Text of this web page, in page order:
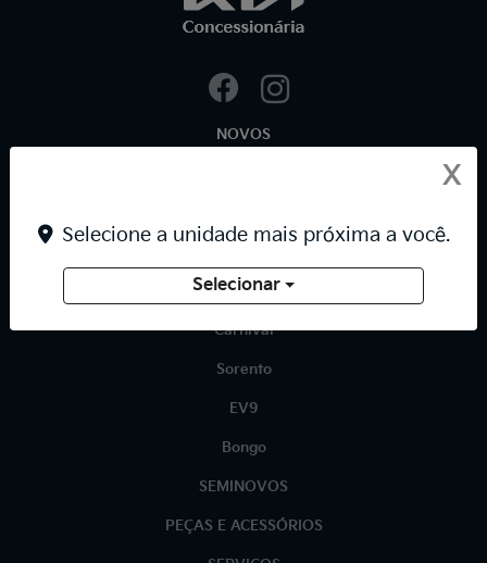
NOVOS
Niro HEV
Carnival
Sorento
EV9
Bongo
SEMINOVOS
PEÇAS E ACESSÓRIOS
X
Selecione a unidade mais próxima a você.
Selecionar